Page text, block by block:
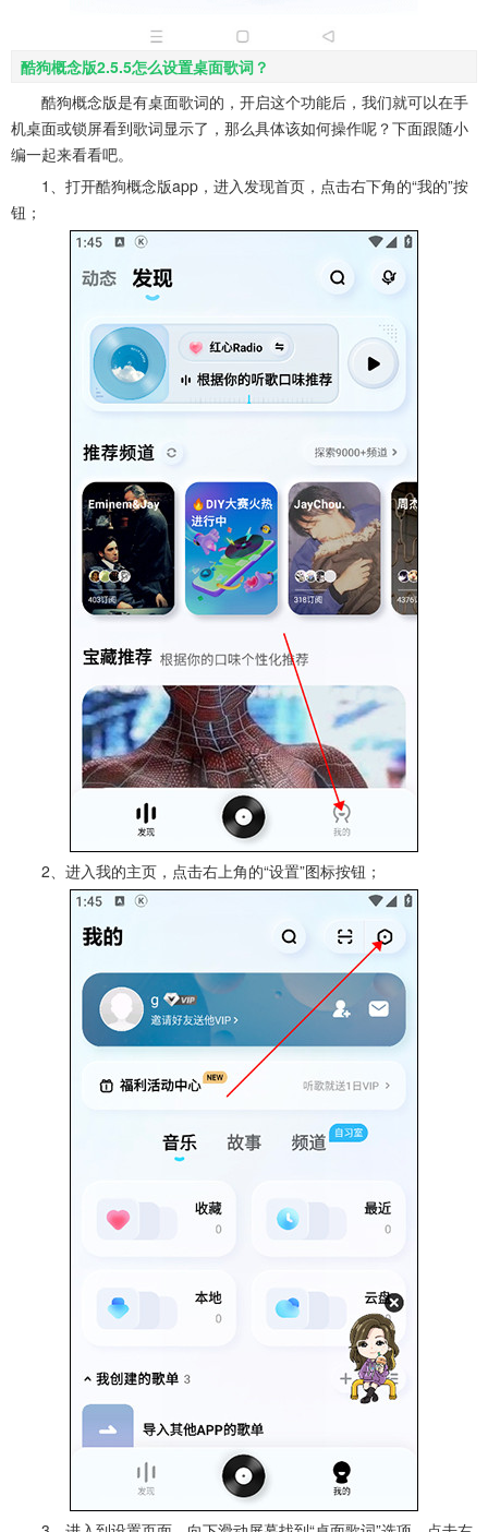
酷狗概念版2.5.5怎么设置桌面歌词？
酷狗概念版是有桌面歌词的，开启这个功能后，我们就可以在手
机桌面或锁屏看到歌词显示了，那么具体该如何操作呢？下面跟随小
编一起来看看吧。
1、打开酷狗概念版app，进入发现首页，点击右下角的“我的”按
钮；
2、进入我的主页，点击右上角的“设置”图标按钮；